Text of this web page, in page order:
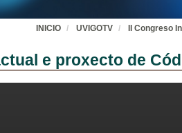
INICIO UVIGOTV II Congreso
e proxecto de